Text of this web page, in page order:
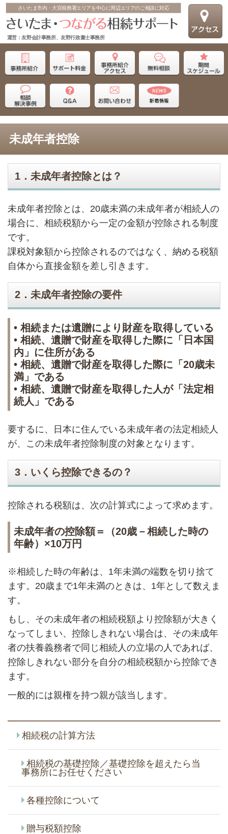
さいたま市内・大宮税務署エリアを中心に周辺エリアのご相談に対応
運営：友野会計事務所、友野行政書士事務所
未成年者控除
1．未成年者控除とは？
未成年者控除とは、20歳未満の未成年者が相続人の
場合に、相続税額から一定の金額が控除される制度
です。
課税対象額から控除されるのではなく、納める税額
自体から直接金額を差し引きます。
2．未成年者控除の要件
• 相続または遺贈により財産を取得している
• 相続、遺贈で財産を取得した際に「日本国
内」に住所がある
• 相続、遺贈で財産を取得した際に「20歳未
満」である
• 相続、遺贈で財産を取得した人が「法定相
続人」である
要するに、日本に住んでいる未成年者の法定相続人
が、この未成年者控除制度の対象となります。
3．いくら控除できるの？
控除される税額は、次の計算式によって求めます。
未成年者の控除額＝（20歳－相続した時の
年齢）×10万円
※相続した時の年齢は、1年未満の端数を切り捨て
ます。20歳まで1年未満のときは、1年として数えま
す。
もし、その未成年者の相続税額より控除額が大きく
なってしまい、控除しきれない場合は、その未成年
者の扶養義務者で同じ相続人の立場の人であれば、
控除しきれない部分を自分の相続税額から控除でき
ます。
一般的には親権を持つ親が該当します。
相続税の計算方法
相続税の基礎控除／基礎控除を超えたら当
事務所にお任せください
各種控除について
贈与税額控除